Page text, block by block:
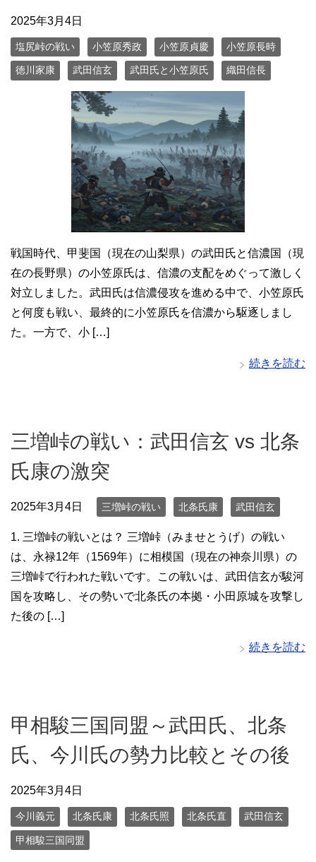
2025年3月4日
塩尻峠の戦い 小笠原秀政 小笠原貞慶 小笠原長時
徳川家康 武田信玄 武田氏と小笠原氏 織田信長
戦国時代、甲斐国（現在の山梨県）の武田氏と信濃国（現
在の長野県）の小笠原氏は、信濃の支配をめぐって激しく
対立しました。武田氏は信濃侵攻を進める中で、小笠原氏
と何度も戦い、最終的に小笠原氏を信濃から駆逐しまし
た。一方で、小 […]
続きを読む
三増峠の戦い：武田信玄 vs 北条
氏康の激突
2025年3月4日 三増峠の戦い 北条氏康 武田信玄
1. 三増峠の戦いとは？ 三増峠（みませとうげ）の戦い
は、永禄12年（1569年）に相模国（現在の神奈川県）の
三増峠で行われた戦いです。この戦いは、武田信玄が駿河
国を攻略し、その勢いで北条氏の本拠・小田原城を攻撃し
た後の […]
続きを読む
甲相駿三国同盟～武田氏、北条
氏、今川氏の勢力比較とその後
2025年3月4日
今川義元 北条氏康 北条氏照 北条氏直 武田信玄
甲相駿三国同盟